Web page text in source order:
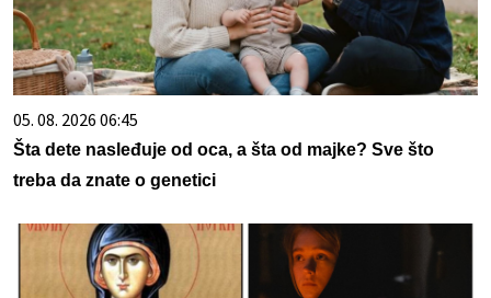
05. 08. 2026 06:45
Šta dete nasleđuje od oca, a šta od majke? Sve što
treba da znate o genetici